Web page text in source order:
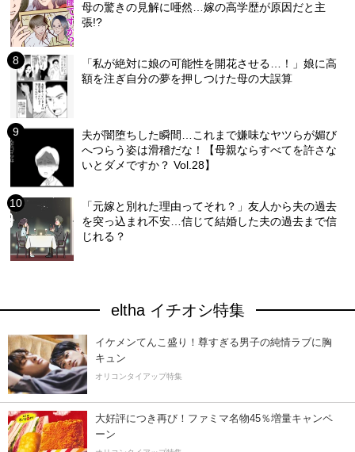
母の驚きの見解に唖然…嫁の高学歴が原因だと主
張!?
「私が絶対に娘の可能性を開花させる…！」娘に高
額を注ぎ自分の夢を押しつけた母の大誤算
夫が闇堕ちした瞬間…これまで嫌味なヤツらが媚び
へつらう姿は滑稽だな！【母親ならすべてを許さな
いとダメですか？ Vol.28】
「元嫁と別れた理由ってそれ？」友人から夫の過去
を突っ込まれ不安…信じて結婚した夫の過去まで信
じれる？
eltha イチオシ特集
イケメンてんこ盛り！尊すぎる男子の純情ラブに胸
キュン
オリコンタイアップ特集
大好評につき再び！ファミマ名物45％増量キャンペ
ーン